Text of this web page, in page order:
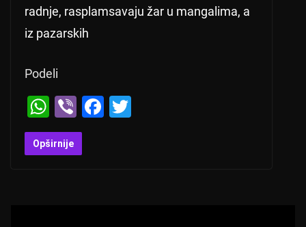
radnje, rasplamsavaju žar u mangalima, a
iz pazarskih
Podeli
W
h
at
Vi
b
er
F
Opširnije